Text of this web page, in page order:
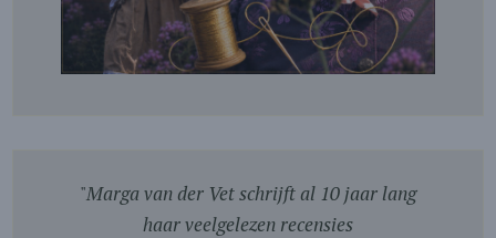
"Marga van der Vet schrijft al 10 jaar lang
haar veelgelezen recensies